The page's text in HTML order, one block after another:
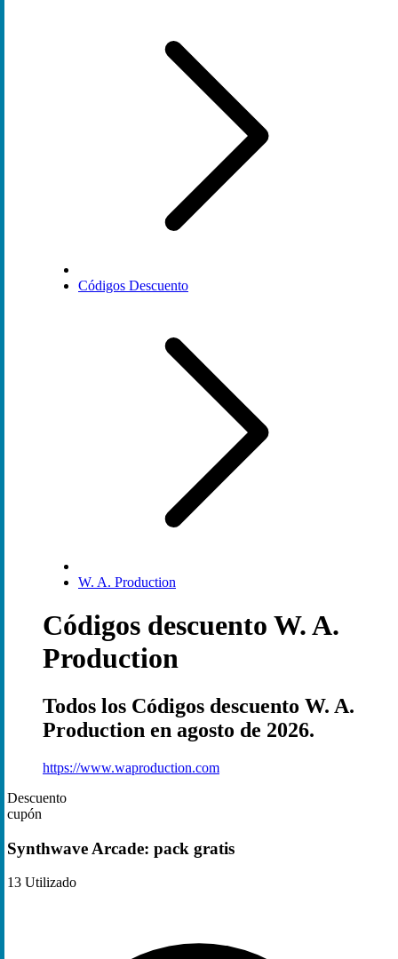
Códigos Descuento
W. A. Production
Códigos descuento W. A.
Production
Todos los Códigos descuento W. A.
Production en agosto de 2026.
https://www.waproduction.com
Descuento
cupón
Synthwave Arcade: pack gratis
13 Utilizado